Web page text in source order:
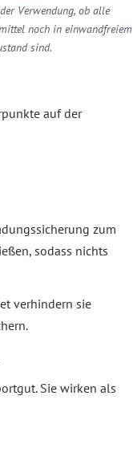
Verwendung, ob alle
noch in einwandfreiem
sind.
auf der
zum
sodass nichts
verhindern sie
Sie wirken als